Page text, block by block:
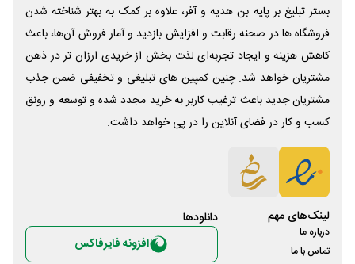
بستر تبلیغ بر پایه بن هدیه و آفر، علاوه بر کمک به بهتر شناخته شدن
فروشگاه ها در صحنه رقابت و افزایش بازدید و آمار فروش آن‌ها، باعث
کاهش هزینه و ایجاد تجربه‌ای لذت بخش از خریدی ارزان تر در ذهن
مشتریان خواهد شد. چنین کمپین های تبلیغی و تخفیفی ضمن جذب
مشتریان جدید باعث ترغیب کاربر به خرید مجدد شده و توسعه و رونق
کسب و کار در فضای آنلاین را در پی خواهد داشت.
لینک‌های مهم
درباره ما
تماس با ما
دانلود‌ها
افزونه فایرفاکس